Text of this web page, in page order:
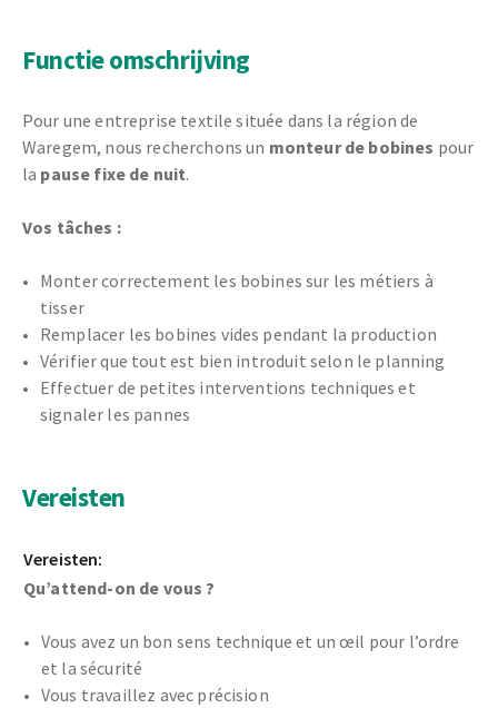
Functie omschrijving
Pour une entreprise textile située dans la région de
Waregem, nous recherchons un monteur de bobines pour
la pause fixe de nuit.
Vos tâches :
Monter correctement les bobines sur les métiers à
tisser
Remplacer les bobines vides pendant la production
Vérifier que tout est bien introduit selon le planning
Effectuer de petites interventions techniques et
signaler les pannes
Vereisten
Vereisten:
Qu’attend-on de vous ?
Vous avez un bon sens technique et un œil pour l’ordre
et la sécurité
Vous travaillez avec précision